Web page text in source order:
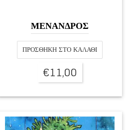
ΜΕΝΑΝΔΡΟΣ
ΠΡΟΣΘΉΚΗ ΣΤΟ ΚΑΛΆΘΙ
€11,00